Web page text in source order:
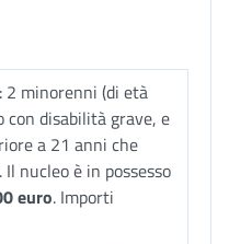
2 minorenni (di età
con disabilità grave, e
a 21 anni che
nucleo è in possesso
euro. Importi